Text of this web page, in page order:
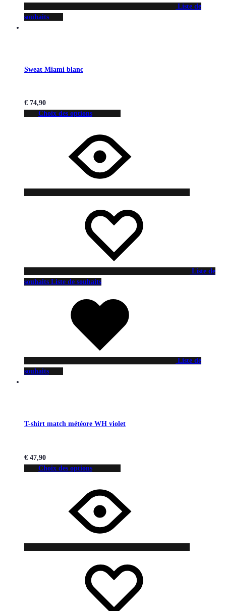
Liste de
souhaits
Sweat Miami blanc
€ 74,90
Choix des options
Liste de
souhaits Liste de souhaits
Liste de
souhaits
T-shirt match météore WH violet
€ 47,90
Choix des options